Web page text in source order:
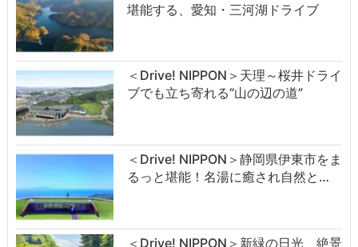
堪能する、愛知・三河湖ドライブ
＜Drive! NIPPON＞天理～桜井ドライ
ブでも立ち寄れる“山の辺の道”
＜Drive! NIPPON＞静岡県伊東市をま
るっと堪能！名湯に癒され自然と…
＜Drive! NIPPON＞新緑の日光、絶景